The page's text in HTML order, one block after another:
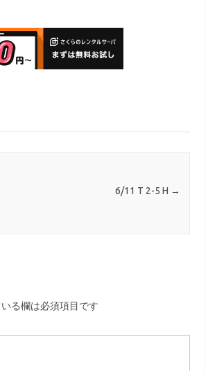
6/11 T 2-5 H →
る欄は必須項目です